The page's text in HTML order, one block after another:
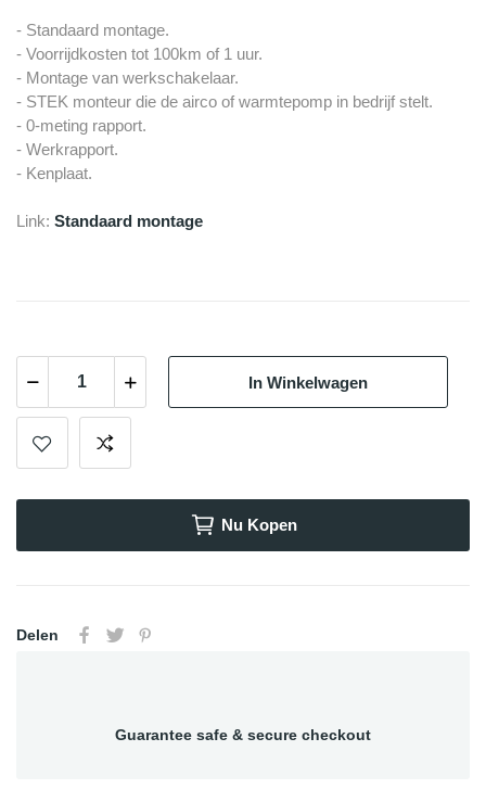
- Standaard montage.
- Voorrijdkosten tot 100km of 1 uur.
- Montage van werkschakelaar.
- STEK monteur die de airco of warmtepomp in bedrijf stelt.
- 0-meting rapport.
- Werkrapport.
- Kenplaat.
Link: Standaard montage
In Winkelwagen
Nu Kopen
Delen
Guarantee safe & secure checkout